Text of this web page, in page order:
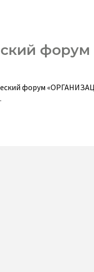
форум